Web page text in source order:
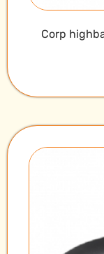
Corp